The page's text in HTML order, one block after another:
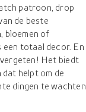
patroon, drop
de beste
bloemen of
een totaal decor. En
Het biedt
helpt om de
dingen te wachten